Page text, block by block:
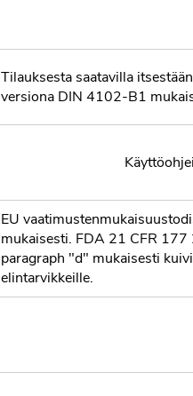
Tilauksesta saatavilla
versiona DIN 4102-B1
EU
mukaisesti. FDA 21 CFR
paragraph "d" mukaisesti
elintarvikkeille.